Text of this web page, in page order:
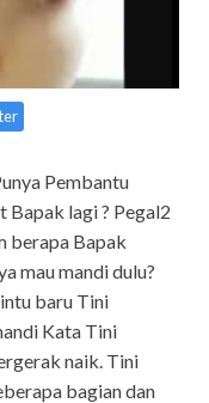
Pembantu
Bapak lagi ? Pegal2
berapa Bapak
mau mandi dulu?
baru Tini
Kata Tini
naik. Tini
bagian dan